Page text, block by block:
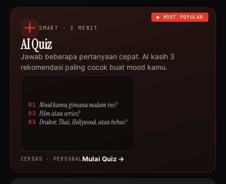
● MOST POPULAR
SMART · 2 MENIT
AI Quiz
Jawab beberapa pertanyaan cepat. AI kasih 3
rekomendasi paling cocok buat mood kamu.
01 Mood kamu gimana malam ini?
02 Film atau series?
03 Drakor, Thai, Hollywood, atau bebas?
CERDAS · PERSONALMulai Quiz →